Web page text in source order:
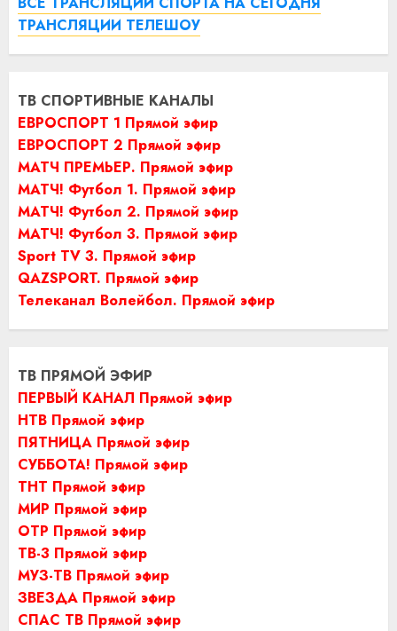
ТРАНСЛЯЦИИ ТЕЛЕШОУ
ТВ СПОРТИВНЫЕ КАНАЛЫ
ЕВРОСПОРТ 1 Прямой эфир
ЕВРОСПОРТ 2 Прямой эфир
МАТЧ ПРЕМЬЕР. Прямой эфир
МАТЧ! Футбол 1. Прямой эфир
МАТЧ! Футбол 2. Прямой эфир
МАТЧ! Футбол 3. Прямой эфир
Sport TV 3. Прямой эфир
QAZSPORT. Прямой эфир
Телеканал Волейбол. Прямой эфир
ТВ ПРЯМОЙ ЭФИР
ПЕРВЫЙ КАНАЛ Прямой эфир
НТВ Прямой эфир
ПЯТНИЦА Прямой эфир
СУББОТА! Прямой эфир
ТНТ Прямой эфир
МИР Прямой эфир
ОТР Прямой эфир
ТВ-3 Прямой эфир
МУЗ-ТВ Прямой эфир
ЗВЕЗДА Прямой эфир
СПАС ТВ Прямой эфир